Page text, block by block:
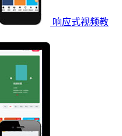
响应式视频教